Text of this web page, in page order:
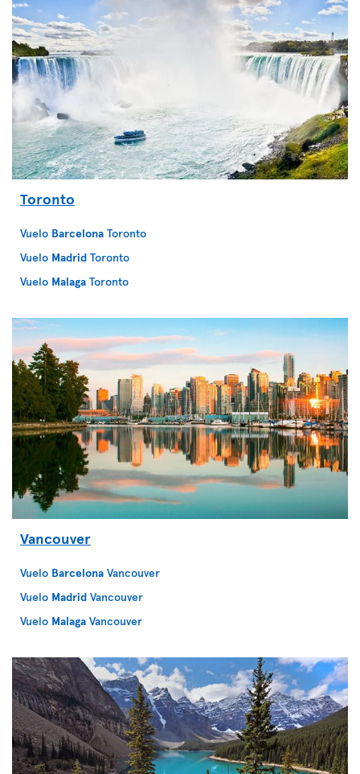
Toronto
Vuelo Barcelona Toronto
Vuelo Madrid Toronto
Vuelo Malaga Toronto
Vancouver
Vuelo Barcelona Vancouver
Vuelo Madrid Vancouver
Vuelo Malaga Vancouver